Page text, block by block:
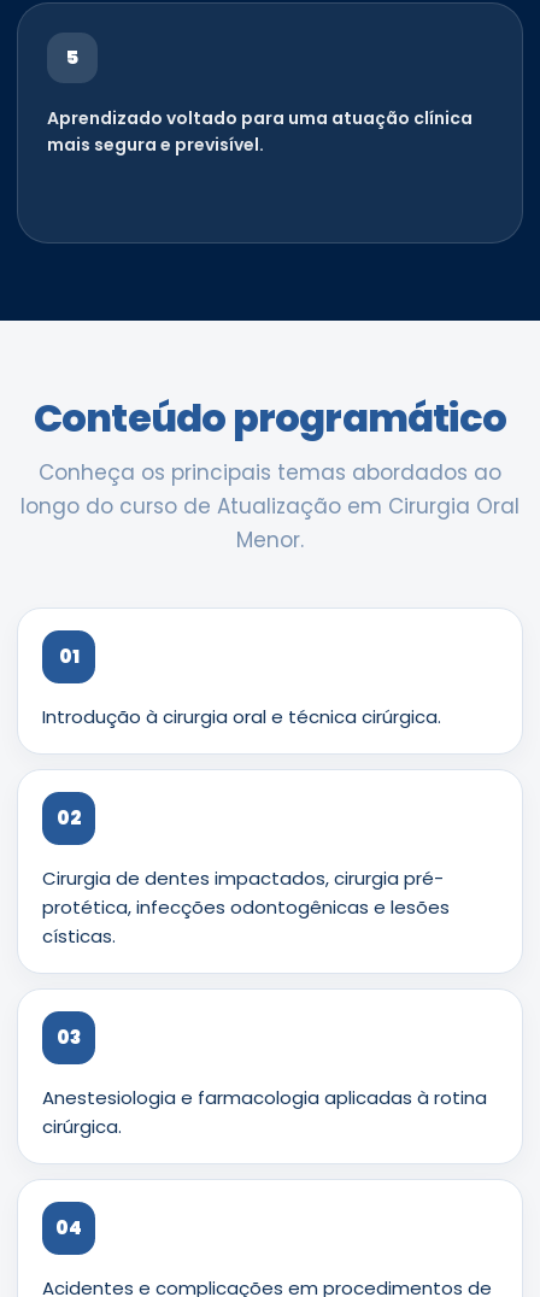
5
Aprendizado voltado para uma atuação clínica
mais segura e previsível.
Conteúdo programático
Conheça os principais temas abordados ao
longo do curso de Atualização em Cirurgia Oral
Menor.
01
Introdução à cirurgia oral e técnica cirúrgica.
02
Cirurgia de dentes impactados, cirurgia pré-
protética, infecções odontogênicas e lesões
císticas.
03
Anestesiologia e farmacologia aplicadas à rotina
cirúrgica.
04
Acidentes e complicações em procedimentos de